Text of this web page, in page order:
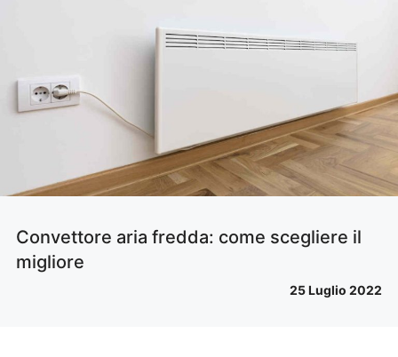
Convettore aria fredda: come scegliere il
migliore
25 Luglio 2022